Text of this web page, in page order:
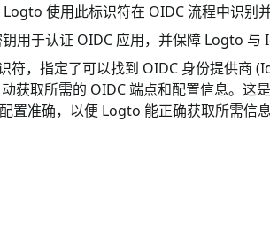
使用此标识符在 OIDC 流程中识别
用于认证 OIDC 应用，并保障 Logto 与
符，指定了可以找到 OIDC 身份提供商
获取所需的 OIDC 端点和配置信息。这
置准确，以便 Logto 能正确获取所需信